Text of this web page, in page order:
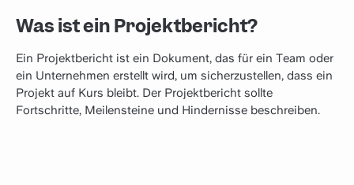
Was ist ein Projektbericht?
Ein Projektbericht ist ein Dokument, das für ein Team oder
ein Unternehmen erstellt wird, um sicherzustellen, dass ein
Projekt auf Kurs bleibt. Der Projektbericht sollte
Fortschritte, Meilensteine und Hindernisse beschreiben.